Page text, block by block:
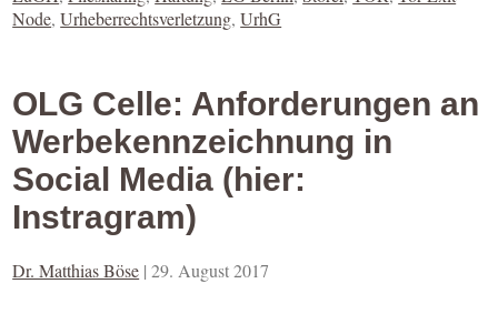
Node,Urheberrechtsverletzung,UrhG
OLG Celle: Anforderungen an
Werbekennzeichnung in
Social Media (hier:
Instragram)
Dr. Matthias Böse |29. August 2017